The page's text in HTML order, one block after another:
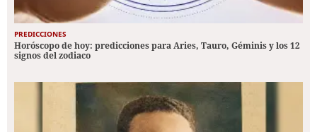
PREDICCIONES
Horóscopo de hoy: predicciones para Aries, Tauro, Géminis y los 12
signos del zodiaco